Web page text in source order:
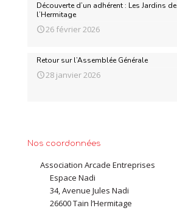
Découverte d’un adhérent : Les Jardins de
l’Hermitage
26 février 2026
Retour sur l’Assemblée Générale
28 janvier 2026
Nos coordonnées
Association Arcade Entreprises
Espace Nadi
34, Avenue Jules Nadi
26600 Tain l’Hermitage